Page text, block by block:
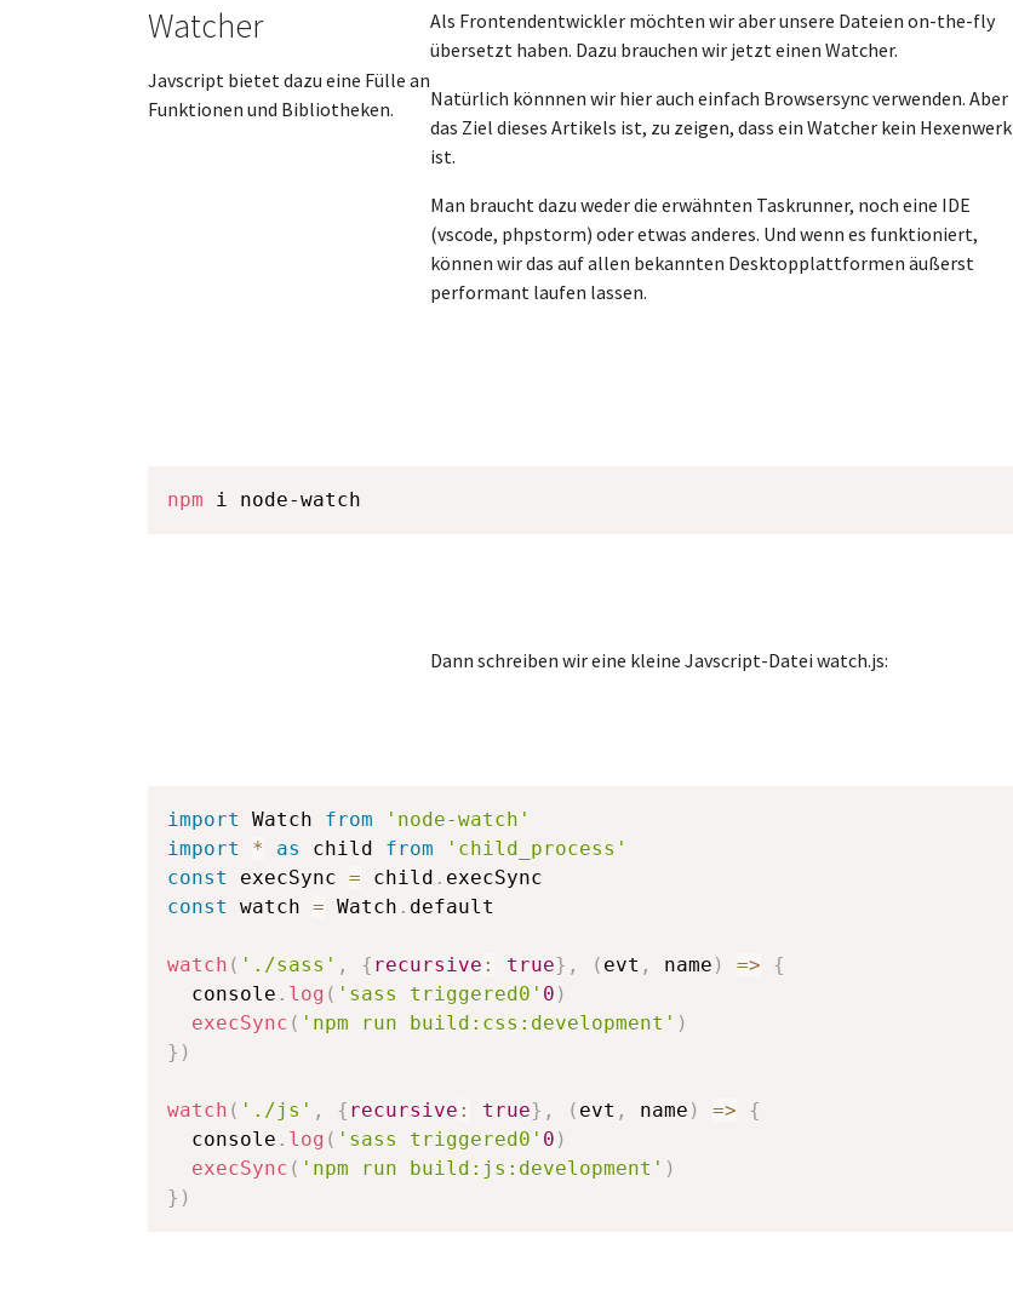
Watcher
Javscript bietet dazu eine Fülle an
Funktionen und Bibliotheken.
Als Frontendentwickler möchten wir aber unsere Dateien on-the-fly
übersetzt haben. Dazu brauchen wir jetzt einen Watcher.
Natürlich könnnen wir hier auch einfach Browsersync verwenden. Aber
das Ziel dieses Artikels ist, zu zeigen, dass ein Watcher kein Hexenwerk
ist.
Man braucht dazu weder die erwähnten Taskrunner, noch eine IDE
(vscode, phpstorm) oder etwas anderes. Und wenn es funktioniert,
können wir das auf allen bekannten Desktopplattformen äußerst
performant laufen lassen.
npm i node-watch
Dann schreiben wir eine kleine Javscript-Datei watch.js:
import Watch from
'node-watch'
import
* as child from
'child_process'
const
execSync = child .
const
watch = Watch . default
watch ( './sass' , { recursive : true} , ( evt , name ) =>
{
  console
. log ( 'sass triggered0' 0 )
execSync ( 'npm run build:css:development' )
} )
watch ( './js' , { recursive : true} , ( evt , name ) =>
{
  console
. log ( 'sass triggered0' 0 )
execSync ( 'npm run build:js:development' )
} )